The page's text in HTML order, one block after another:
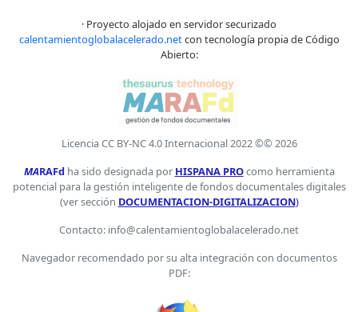
· Proyecto alojado en servidor securizado
calentamientoglobalacelerado.netcon tecnología propia de Código
Abierto:
Licencia CC BY-NC 4.0 Internacional 2022 ©© 2026
MARAFdha sido designada por HISPANA PROcomo herramienta
potencial para la gestión inteligente de fondos documentales digitales
(ver sección DOCUMENTACION-DIGITALIZACION)
Contacto: info@calentamientoglobalacelerado.net
Navegador recomendado por su alta integración con documentos
PDF: